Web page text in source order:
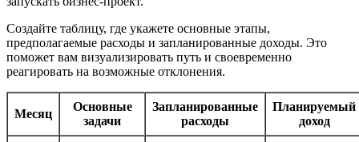
Создайте таблицу, где укажете основные этапы,
предполагаемые расходы и запланированные доходы. Это
поможет вам визуализировать путь и своевременно
реагировать на возможные отклонения.
Месяц
Основные
задачи
Запланированные
расходы
Планируемый
доход